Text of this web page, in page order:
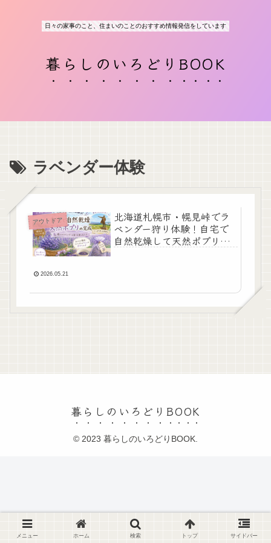
日々の家事のこと、住まいのことのおすすめ情報発信をしています
暮らしのいろどりBOOK
ラベンダー体験
アウトドア
北海道札幌市・幌見峠でラ
ベンダー狩り体験！自宅で
自然乾燥して天然ポプリを
2026.05.21
暮らしのいろどりBOOK
© 2023 暮らしのいろどりBOOK.
メニュー ホーム 検索 トップ サイドバー